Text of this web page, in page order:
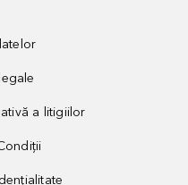
a litigiilor